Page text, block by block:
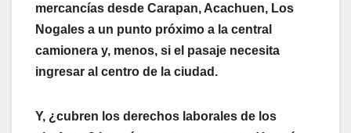
mercancías desde Carapan, Acachuen, Los
Nogales a un punto próximo a la central
camionera y, menos, si el pasaje necesita
ingresar al centro de la ciudad.
Y, ¿cubren los derechos laborales de los